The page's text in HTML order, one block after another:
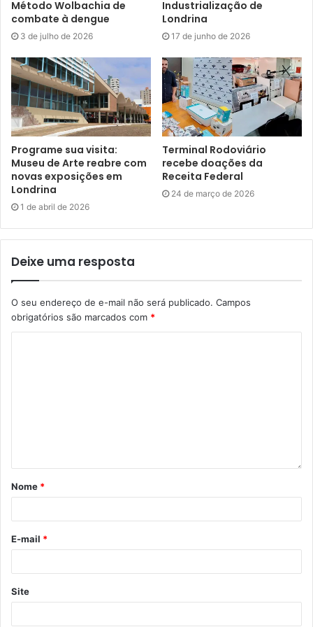
por meio de circuitos e de estudos de documentos de
época para que pessoas de todas as idades tenham
acesso. O novo espaço apresentará fragmentos e objetos
próprios da história da Educação em Londrina, integrando
campo e cidade”, destacou.
A origem do Museu
O projeto do Museu Escolar de Londrina surgiu em 2017 a
partir dainiciativa de dois docentes do Departamento de
Educação da Universidade Estadual de Londrina, Sandra
Regina Oliveira e Tony Honorato, com a ideia
os arquivos relacionados à educação no município,
permitindo que pesquisadores, educadores e o público
em geral conheçam e compreendam o desenvolvimento
do sistema da educação local ao longo do tempo.
1976 (imagem do Acervo do Museu Escolar de Londrina)
antigo Instituto Brasileiro do Café (IBC), pertencente à
Método Wolbachia de
combate à dengue
3 de julho de 2026
Industrialização de
Londrina
17 de junho de 2026
Programe sua visita:
Museu de Arte reabre com
novas exposições em
Londrina
1 de abril de 2026
Terminal Rodoviário
recebe doações da
Receita Federal
24 de março de 2026
Deixe uma resposta
O seu endereço de e-mail não será publicado. Campos
obrigatórios são marcados com *
Nome *
E-mail *
Site